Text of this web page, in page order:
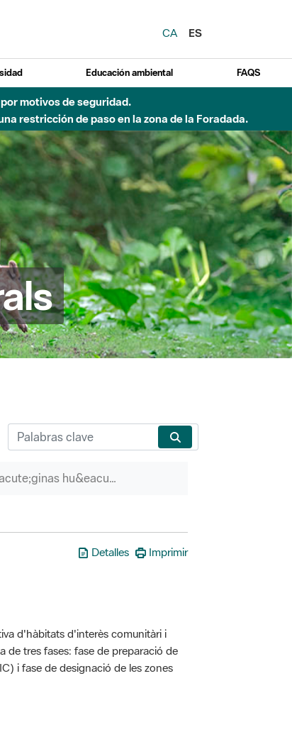
CA
ES
Educación ambiental FAQS
motivos de seguridad.
restricción de paso en la zona de la Foradada.
P&aacute;ginas hu&eacute;rfanas
Detalles Imprimir
d'hàbitats d'interès comunitàri i
de tres fases: fase de preparació de
i fase de designació de les zones